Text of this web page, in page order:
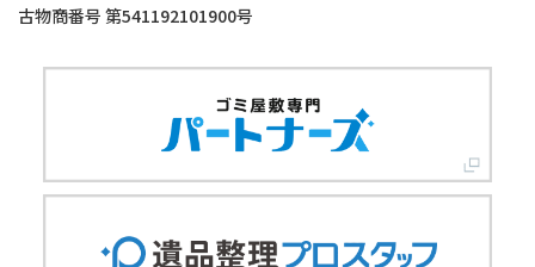
古物商番号 第541192101900号